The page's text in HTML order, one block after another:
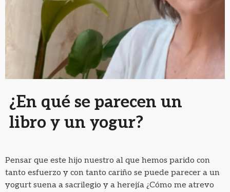
¿En qué se parecen un
libro y un yogur?
Pensar que este hijo nuestro al que hemos parido con
tanto esfuerzo y con tanto cariño se puede parecer a un
yogurt suena a sacrilegio y a herejía ¿Cómo me atrevo